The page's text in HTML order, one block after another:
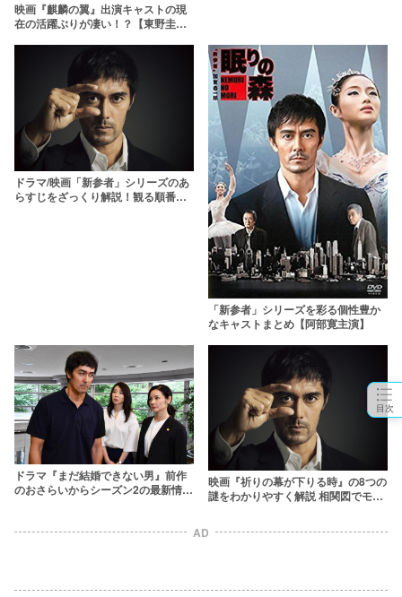
目次
映画『麒麟の翼』出演キャストの現
在の活躍ぶりが凄い！？【東野圭
ドラマ/映画「新参者」シリーズのあ
らすじをざっくり解説！観る順番は
「新参者」シリーズを彩る個性豊か
なキャストまとめ【阿部寛主演】
ドラマ『まだ結婚できない男』前作
のおさらいからシーズン2の最新情報
映画『祈りの幕が下りる時』の8つの
謎をわかりやすく解説 相関図でモヤ
AD